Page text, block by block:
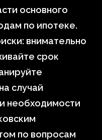
основного
по ипотеке.
внимательно
срок
случай
необходимости
по вопросам